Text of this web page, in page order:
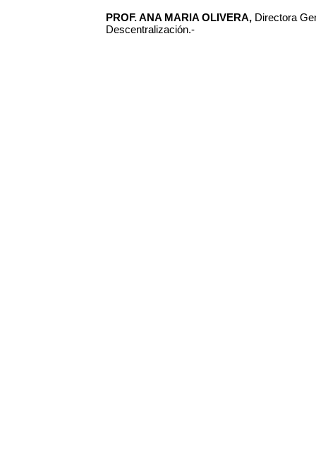
PROF. ANA MARIA OLIVERA, Directora
Descentralización.-